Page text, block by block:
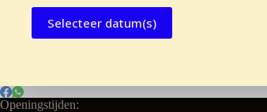
Selecteer datum(s)
Openingstijden: